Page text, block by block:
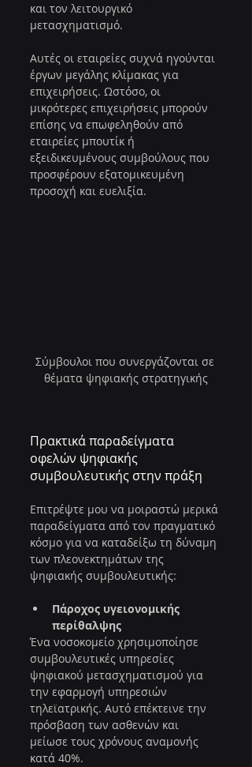
και τον λειτουργικό
μετασχηματισμό.
Αυτές οι εταιρείες συχνά ηγούνται
έργων μεγάλης κλίμακας για
επιχειρήσεις. Ωστόσο, οι
μικρότερες επιχειρήσεις μπορούν
επίσης να επωφεληθούν από
εταιρείες μπουτίκ ή
εξειδικευμένους συμβούλους που
προσφέρουν εξατομικευμένη
προσοχή και ευελιξία.
Σύμβουλοι που συνεργάζονται σε
θέματα ψηφιακής στρατηγικής
Πρακτικά παραδείγματα
οφελών ψηφιακής
συμβουλευτικής στην πράξη
Επιτρέψτε μου να μοιραστώ μερικά
παραδείγματα από τον πραγματικό
κόσμο για να καταδείξω τη δύναμη
των πλεονεκτημάτων της
ψηφιακής συμβουλευτικής:
Πάροχος υγειονομικής
περίθαλψης
Ένα νοσοκομείο χρησιμοποίησε
συμβουλευτικές υπηρεσίες
ψηφιακού μετασχηματισμού για
την εφαρμογή υπηρεσιών
τηλεϊατρικής. Αυτό επέκτεινε την
πρόσβαση των ασθενών και
μείωσε τους χρόνους αναμονής
κατά 40%.